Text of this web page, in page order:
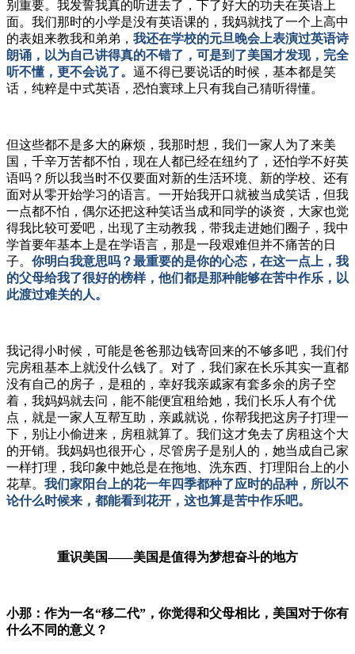
别重要。我发誓我真的听进去了，下了好大的功夫在英语上
面。我们那时的小学是没有英语课的，我妈就找了一个上高中
的表姐来教我和弟弟， 我还在学校的元旦晚会上表演过英语诗
朗诵，以为自己讲得真的不错了，可是到了美国才发现，完全
听不懂，更不会说了。 逼不得已要说话的时候，基本都是笑
话，纯粹是中式英语，恐怕寰球上只有我自己猜听得懂。
但这些都不是多大的麻烦，我那时想，我们一家人为了来美
国，千辛万苦都不怕，现在人都已经在纽约了，还怕学不好英
语吗？所以我当时不仅要面对新的生活环境、新的学校、还有
面对从零开始学习的语言。一开始我开口就被当成笑话，但我
一点都不怕，偶尔还把这种笑话当成和同学的谈资，大家也觉
得我比较可爱吧，出现了主动教我，带我走进她们圈子，我中
学首要年基本上是在学语言，那是一段艰难但并不痛苦的日
子。 你明白我意思吗？最重要的是你的心态，在这一点上，我
的父母给我了很好的榜样，他们都是那种能够在苦中作乐，以
此渡过难关的人。
我记得小时候，可能是爸爸那边钱寄回来的不够多吧，我们付
完房租基本上就没什么钱了。对了，我们家在长乐其实一直都
没有自己的房子，是租的，幸好我亲戚家有套多余的房子空
着，我妈妈就去问，能不能便宜租给她，我们长乐人有个优
点，就是一家人互帮互助，亲戚就说，你帮我把这房子打理一
下，别让小偷进来，房租就算了。我们这才免去了房租这个大
的开销。我妈妈也很开心，尽管房子是别人的，她当成自己家
一样打理，我印象中她总是在拖地、洗东西、打理阳台上的小
花草。 我们家阳台上的花一年四季都种了应时的品种，所以不
论什么时候来，都能看到花开，这也算是苦中作乐吧。
重识美国——美国是值得为梦想奋斗的地方
小那：作为一名“移二代”，你觉得和父母相比，美国对于你有
什么不同的意义？